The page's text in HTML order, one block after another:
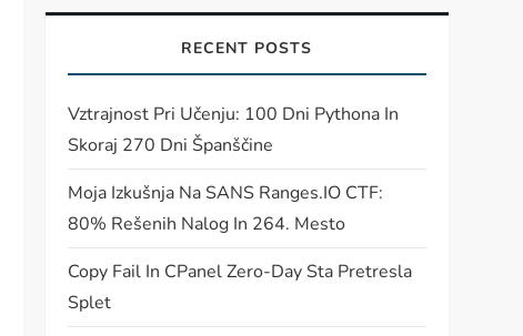
RECENT POSTS
Vztrajnost Pri Učenju: 100 Dni Pythona In
Skoraj 270 Dni Španščine
Moja Izkušnja Na SANS Ranges.IO CTF:
80% Rešenih Nalog In 264. Mesto
Copy Fail In CPanel Zero-Day Sta Pretresla
Splet